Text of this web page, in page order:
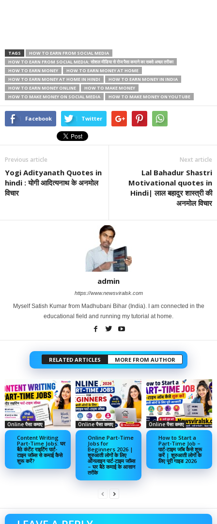
TAGS
HOW TO EARN FROM SOCIAL MEDIA
HOW TO EARN FROM SOCIAL MEDIA: सोशल मीडिया से रोज पैसा कमाने का सबसे अच्छा तरीका
HOW TO EARN MONEY
HOW TO EARN MONEY AT HOME
HOW TO EARN MONEY AT HOME IN HINDI
HOW TO EARN MONEY IN INDIA
HOW TO EARN MONEY ONLINE
HOW TO MAKE MONEY
HOW TO MAKE MONEY ON SOCIAL MEDIA
HOW TO MAKE MONEY ON YOUTUBE
Facebook Twitter
Previous article
Yogi Adityanath Quotes in
hindi : योगी आदित्यनाथ के अनमोल
विचार
Next article
Lal Bahadur Shastri
Motivational quotes in
Hindi| लाल बहादुर शास्त्री की
अनमोल विचार
admin
https://www.newsviralsk.com
Myself Satish Kumar from Madhubani Bihar (India). I am connected in the
educational field and running my tutorial at home.
RELATED ARTICLES MORE FROM AUTHOR
Online पैसा कमाए
Content Writing
Part-Time Jobs: घर
बैठे कंटेंट राइटिंग पार्ट-
टाइम जॉब्स से कमाई कैसे
शुरू करें?
Online पैसा कमाए
Online Part-Time
Jobs for
Beginners 2026 |
शुरुआती लोगों के लिए
ऑनलाइन पार्ट-टाइम जॉब्स
– घर बैठे कमाई के आसान
तरीके
Online पैसा कमाए
How to Start a
Part-Time Job –
पार्ट-टाइम जॉब कैसे शुरू
करें | शुरुआती लोगों के
लिए पूरी गाइड 2026